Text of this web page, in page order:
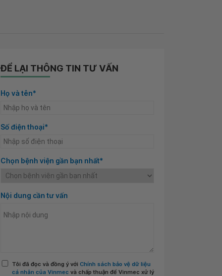
ĐỂ LẠI THÔNG TIN TƯ VẤN
Họ và tên*
Số điện thoại*
Chọn bệnh viện gần bạn nhất*
Nội dung cần tư vấn
Tôi đã đọc và đồng ý với Chính sách bảo vệ dữ liệu
cá nhân của Vinmec và chấp thuận để Vinmec xử lý